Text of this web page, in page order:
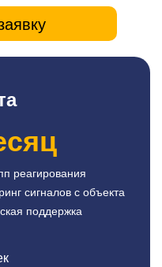
реагирования
сигналов с объекта
поддержка